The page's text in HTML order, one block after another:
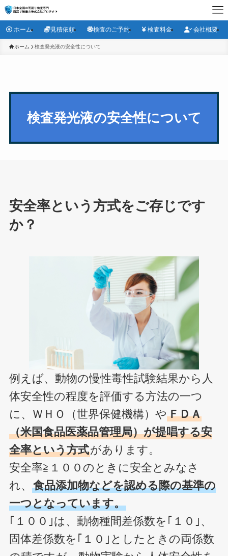
ホーム 見積依頼 検査のご予約 検査料金 会社概要
ホーム 検査発光液の安全性について
検査発光液の安全性について
安全率という方式をご存じです
か？
例えば、動物の慢性毒性試験結果から人
体安全性の程度を評価する方法の一つ
に、ＷＨＯ（世界保健機構）やＦＤＡ
（米国食品医薬品管理局）が提唱する安
全率という方式があります。
安全率≧１００のときに安全とみなさ
れ、 食品添加物などを認める際の基準の
一つとなっています。
｢１００｣は、動物種間差係数を｢１０｣、
固体差係数を｢１０｣としたときの両係数